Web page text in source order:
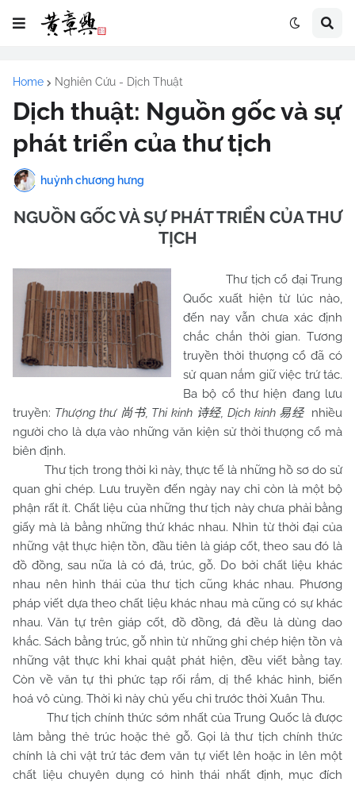
Home Nghiên Cứu - Dịch Thuật
Dịch thuật: Nguồn gốc và sự
phát triển của thư tịch
huỳnh chương hưng
NGUỒN GỐC VÀ SỰ PHÁT TRIỂN CỦA THƯ
TỊCH
Thư tịch cổ đại Trung
Quốc xuất hiện từ lúc nào,
đến nay vẫn chưa xác định
chắc chắn thời gian. Tương
truyền thời thượng cổ đã có
sử quan nắm giữ việc trứ tác.
Ba bộ cổ thư hiện đang lưu
truyền: Thượng thư 尚书, Thi kinh 诗经, Dịch kinh 易经nhiều
người cho là dựa vào những văn kiện sử thời thượng cổ mà
biên định.
Thư tịch trong thời kì này, thực tế là những hồ sơ do sử
quan ghi chép. Lưu truyền đến ngày nay chỉ còn là một bộ
phận rất ít. Chất liệu của những thư tịch này chưa phải bằng
giấy mà là bằng những thứ khác nhau. Nhìn từ thời đại của
những vật thực hiện tồn, đầu tiên là giáp cốt, theo sau đó là
đồ đồng, sau nữa là có đá, trúc, gỗ. Do bởi chất liệu khác
nhau nên hình thái của thư tịch cũng khác nhau. Phương
pháp viết dựa theo chất liệu khác nhau mà cũng có sự khác
nhau. Văn tự trên giáp cốt, đồ đồng, đá đều là dùng dao
khắc. Sách bằng trúc, gỗ nhìn từ những ghi chép hiện tồn và
những vật thực khi khai quật phát hiện, đều viết bằng tay.
Còn về văn tự thì phức tạp rối rắm, dị thể khác hình, biến
hoá vô cùng. Thời kì này chủ yếu chỉ trước thời Xuân Thu.
Thư tịch chính thức sớm nhất của Trung Quốc là được
làm bằng thẻ trúc hoặc thẻ gỗ. Gọi là thư tịch chính thức
chính là chỉ vật trứ tác đem văn tự viết lên hoặc in lên một
chất liệu chuyên dụng có hình thái nhất định, mục đích